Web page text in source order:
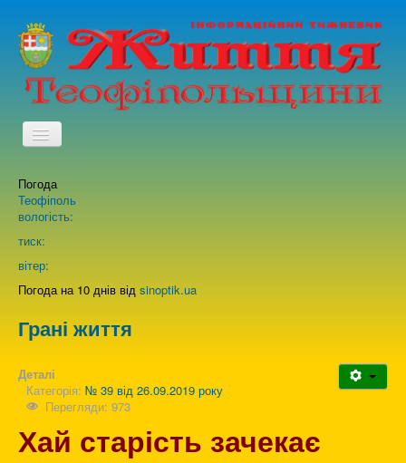
TPL_PROTOSTAR_TOGGLE_MENU
Про нас
Погода
Теофіполь
вологість:
тиск:
вітер:
Погода на 10 днів від sinoptik.ua
Грані життя
Деталі
Категорія: № 39 від 26.09.2019 року
Перегляди: 973
Хай старість зачекає